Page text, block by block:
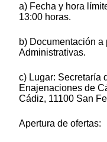
a) Fecha y hora
13:00 horas.
b) Documentación
Administrativas.
c) Lugar: Secretaría
Enajenaciones de
Cádiz, 11100 San
Apertura de ofertas: